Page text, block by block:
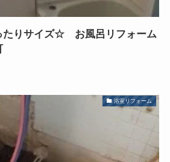
たりサイズ☆ お風呂リフォーム
浴室リフォーム